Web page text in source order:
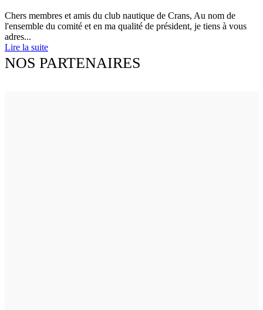
Chers membres et amis du club nautique de Crans, Au nom de
l'ensemble du comité et en ma qualité de président, je tiens à vous
adres...
Lire la suite
NOS PARTENAIRES